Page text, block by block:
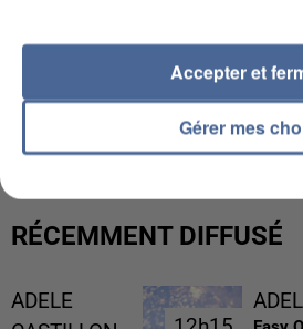
GABRIEL ATTAL ET
VISÉS PAR DES
RÉCEMMENT DIFFUSÉ
ADELE
Gérer mes
Accepter et